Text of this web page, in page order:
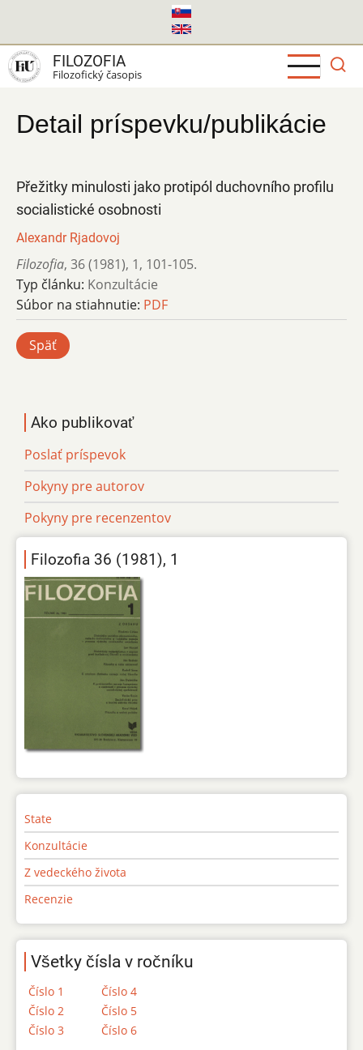
hlavný
obsah
FILOZOFIA
Filozofický časopis
Detail príspevku/publikácie
Přežitky minulosti jako protipól duchovního profilu
socialistické osobnosti
Alexandr Rjadovoj
Filozofia, 36 (1981), 1, 101-105.
Typ článku: Konzultácie
Súbor na stiahnutie: PDF
Späť
Ako publikovať
Poslať príspevok
Pokyny pre autorov
Pokyny pre recenzentov
Filozofia 36 (1981), 1
State
Konzultácie
Z vedeckého života
Recenzie
Všetky čísla v ročníku
Číslo 1
Číslo 2
Číslo 3
Číslo 4
Číslo 5
Číslo 6